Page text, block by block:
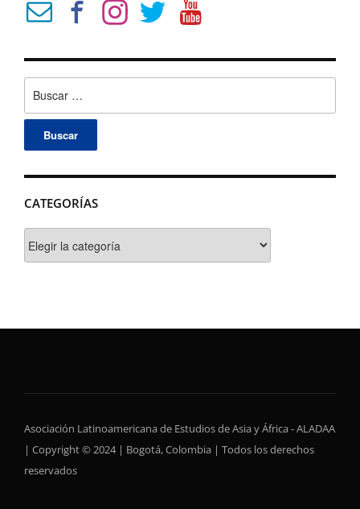
CATEGORÍAS
Asociación Latinoamericana de Estudios de Asia y África - ALADAA
| Copyright © 2024 | Bogotá, Colombia | Todos los derechos
reservados